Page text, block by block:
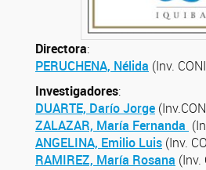
Directora:
PERUCHENA, Nélida (Inv.
Investigadores:
DUARTE, Darío Jorge
ZALAZAR, María Fernanda
ANGELINA, Emilio Luis (Inv.
RAMIREZ, María Rosana (Inv.